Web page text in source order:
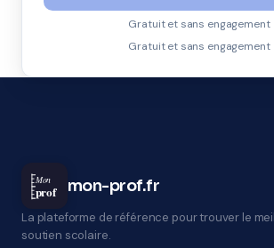
Gratuit et sans engagement
Gratuit et sans engagement
Mon
prof mon-prof.fr
La plateforme de référence pour trouver le
soutien scolaire.